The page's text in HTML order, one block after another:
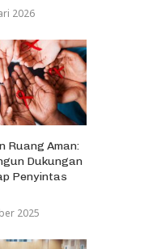
2026
Ruang Aman:
Dukungan
Penyintas
2025